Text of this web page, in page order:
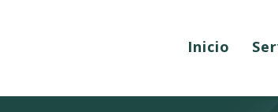
Inicio